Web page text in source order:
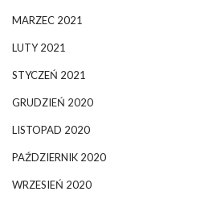
MARZEC 2021
LUTY 2021
STYCZEŃ 2021
GRUDZIEŃ 2020
LISTOPAD 2020
PAŹDZIERNIK 2020
WRZESIEŃ 2020